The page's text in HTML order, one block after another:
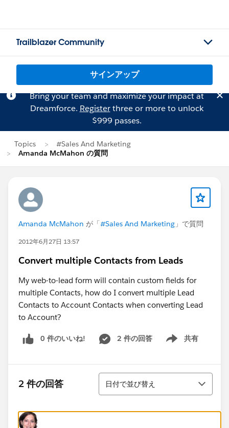
Trailblazer Community
サインアップ
Bring your team and maximize your impact at
Dreamforce. Registerthree or more to unlock
$999 passes.
Topics
#Sales And Marketing
Amanda McMahon の質問
Amanda McMahon が「#Sales And Marketing 」で質問
2012年6月27日 13:57
Convert multiple Contacts from Leads
My web-to-lead form will contain custom fields for
multiple Contacts, how do I convert multiple Lead
Contacts to Account Contacts when converting Lead
to Account?
0 件のいいね! 2 件の回答 共有
Show menu
2 件の回答
並び替え
日付で並び替え